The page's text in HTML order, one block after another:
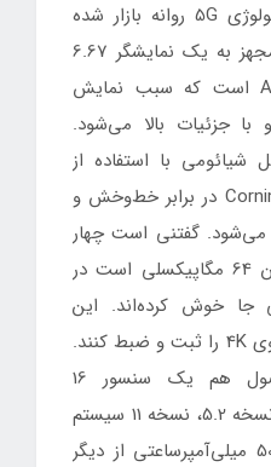
دارد و با پشتیبانی از تکنولوژی 5G روانه بازار شده
است. Poco F3 GT 5G مجهز به یک نمایشگر 6.67
اینچی با فناوری AMOLED است که سبب نمایش
جزئیات بالا می‌شود.
با استفاده از
فناوری Corning Gorilla Glass 5 در برابر خط‌وخش و
گفتنی است چهار
دوربین که سنسور اصلی آن 64 مگاپیکسلی است در
خوش کرده‌اند. این
دوربین‌ها قادر هستند ویدئوی 4K را ثبت و ضبط کنند.
دوربین‌ سلفی این محصول هم یک سنسور 16
مگاپیکسلی است. بلوتوث نسخه 5.2، نسخه 11 سیستم
عامل اندروید و باتری 5065 میلی‌آمپرساعتی از دیگر